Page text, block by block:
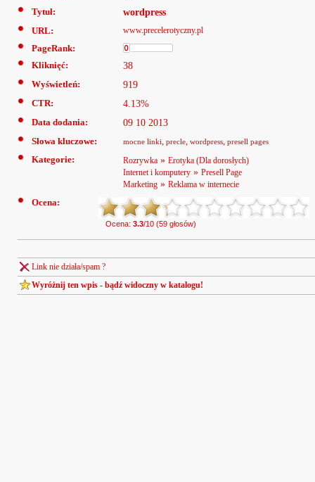
Tytuł: wordpress
URL: www.precelerotyczny.pl
PageRank:
Kliknięć:
38
Wyświetleń: 919
CTR: 4.13%
Data dodania: 09 10 2013
Słowa kluczowe: mocne linki, precle, wordpress, presell pages
Kategorie: Rozrywka » Erotyka (Dla dorosłych)
Internet i komputery » Presell Page
Marketing » Reklama w internecie
Ocena:
Ocena: 3.3/10 (59 głosów)
Link nie działa/spam ?
Wyróżnij ten wpis - bądź widoczny w katalogu!